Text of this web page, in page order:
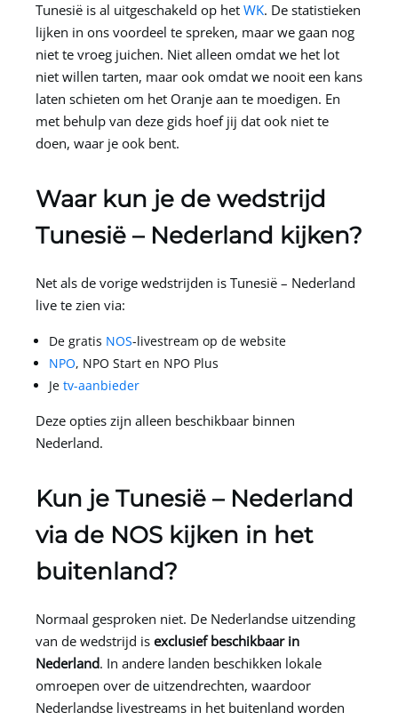
Tunesië is al uitgeschakeld op het WK. De statistieken
lijken in ons voordeel te spreken, maar we gaan nog
niet te vroeg juichen. Niet alleen omdat we het lot
niet willen tarten, maar ook omdat we nooit een kans
laten schieten om het Oranje aan te moedigen. En
met behulp van deze gids hoef jij dat ook niet te
doen, waar je ook bent.
Waar kun je de wedstrijd
Tunesië – Nederland kijken?
Net als de vorige wedstrijden is Tunesië – Nederland
live te zien via:
De gratis NOS-livestream op de website
NPO, NPO Start en NPO Plus
Je tv-aanbieder
Deze opties zijn alleen beschikbaar binnen
Nederland.
Kun je Tunesië – Nederland
via de NOS kijken in het
buitenland?
Normaal gesproken niet. De Nederlandse uitzending
van de wedstrijd is exclusief beschikbaar in
Nederland. In andere landen beschikken lokale
omroepen over de uitzendrechten, waardoor
Nederlandse livestreams in het buitenland worden